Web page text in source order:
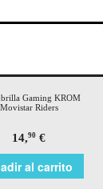
Gaming KROM
Movistar Riders
14,90 €
al carrito